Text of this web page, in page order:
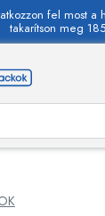
fel most a
takarítson meg